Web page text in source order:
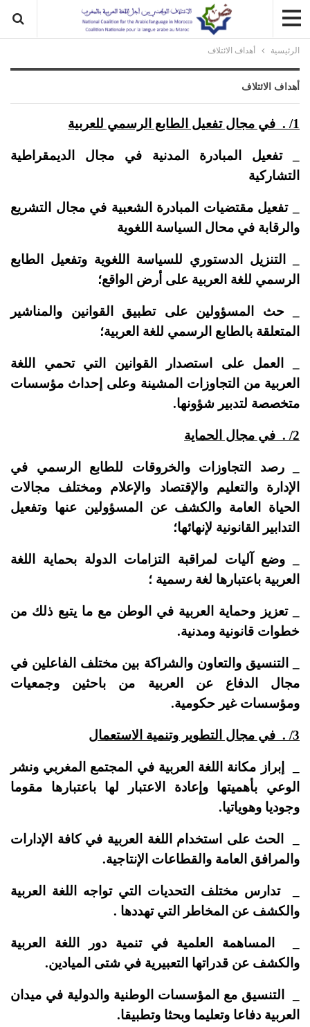
الرئيسية أهداف الائتلاف
أهداف الائتلاف
1/ . في مجال تفعيل الطابع الرسمي للعربية
_ تفعيل المبادرة المدنية في مجال الديمقراطية
التشاركية
_ تفعيل مقتضيات المبادرة الشعبية في مجال التشريع
والرقابة في محال السياسة اللغوية
_ التنزيل الدستوري للسياسة اللغوية وتفعيل الطابع
الرسمي للغة العربية على أرض الواقع؛
_ حث المسؤولين على تطبيق القوانين والمناشير
المتعلقة بالطابع الرسمي للغة العربية؛
_ العمل على استصدار القوانين التي تحمي اللغة
العربية من التجاوزات المشينة وعلى إحداث مؤسسات
متخصصة لتدبير شؤونها.
2/ . في مجال الحماية
_ رصد التجاوزات والخروقات للطابع الرسمي في
الإدارة والتعليم والإقتصاد والإعلام ومختلف مجالات
الحياة العامة والكشف عن المسؤولين عنها وتفعيل
التدابير القانونية لإنهائها؛
_ وضع آليات لمراقبة التزامات الدولة بحماية اللغة
العربية باعتبارها لغة رسمية ؛
_ تعزيز وحماية العربية في الوطن مع ما يتبع ذلك من
خطوات قانونية ومدنية.
_ التنسيق والتعاون والشراكة بين مختلف الفاعلين في
مجال الدفاع عن العربية من باحثين وجمعيات
ومؤسسات غير حكومية.
3/ . في مجال التطوير وتنمية الاستعمال
_ إبراز مكانة اللغة العربية في المجتمع المغربي ونشر
الوعي بأهميتها وإعادة الاعتبار لها باعتبارها مقوما
وجوديا وهوياتيا.
_ الحث على استخدام اللغة العربية في كافة الإدارات
والمرافق العامة والقطاعات الإنتاجية.
_ تدارس مختلف التحديات التي تواجه اللغة العربية
والكشف عن المخاطر التي تهددها .
_ المساهمة العلمية في تنمية دور اللغة العربية
والكشف عن قدراتها التعبيرية في شتى الميادين.
_ التنسيق مع المؤسسات الوطنية والدولية في ميدان
العربية دفاعا وتعليما وبحثا وتطبيقا.